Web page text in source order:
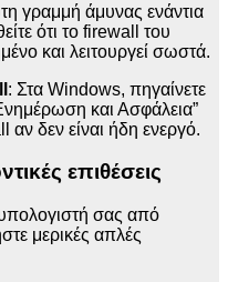
γραμμή άμυνας ενάντια
ότι το firewall του
και λειτουργεί σωστά.
: Στα Windows, πηγαίνετε
και Ασφάλεια”
αν δεν είναι ήδη ενεργό.
επιθέσεις
σας από
μερικές απλές